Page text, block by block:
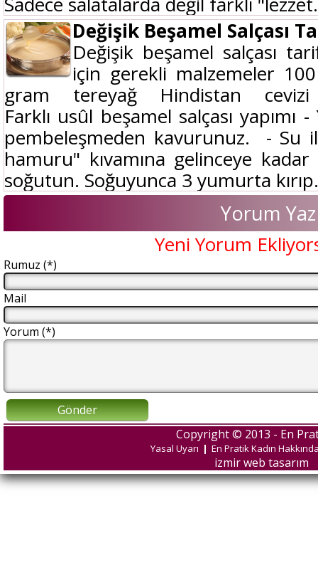
Değişik Beşamel Salçası
Değişik beşamel salçası
için gerekli malzemeler
gram tereyağ Hindistan
Farklı usûl beşamel salçası
pembeleşmeden kavurunuz. - Su
hamuru" kıvamına gelinceye
soğutun. Soğuyunca 3 yumurta
Yorum Yaz
Yeni Yorum
Rumuz (*)
Mail
Yorum (*)
Gönder
Copyright © 2013 - En
Yasal Uyarı | En Pratik Kadın
izmir web tasarım